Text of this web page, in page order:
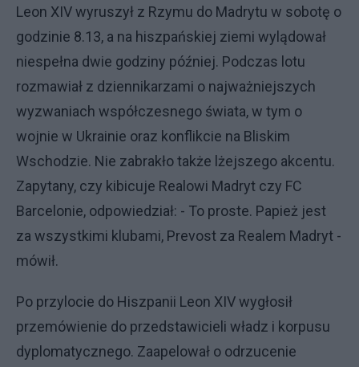
Leon XIV wyruszył z Rzymu do Madrytu w sobotę o
godzinie 8.13, a na hiszpańskiej ziemi wylądował
niespełna dwie godziny później. Podczas lotu
rozmawiał z dziennikarzami o najważniejszych
wyzwaniach współczesnego świata, w tym o
wojnie w Ukrainie oraz konflikcie na Bliskim
Wschodzie. Nie zabrakło także lżejszego akcentu.
Zapytany, czy kibicuje Realowi Madryt czy FC
Barcelonie, odpowiedział: - To proste. Papież jest
za wszystkimi klubami, Prevost za Realem Madryt -
mówił.
Po przylocie do Hiszpanii Leon XIV wygłosił
przemówienie do przedstawicieli władz i korpusu
dyplomatycznego. Zaapelował o odrzucenie